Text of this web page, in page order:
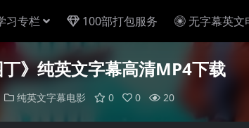
习专栏 100部打包服务 无字幕英文
》纯英文字幕高清MP4下载
纯英文字幕电影 0 0 20